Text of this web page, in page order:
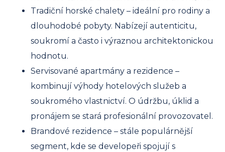
Tradiční horské chalety – ideální pro rodiny a
dlouhodobé pobyty. Nabízejí autenticitu,
soukromí a často i výraznou architektonickou
hodnotu.
Servisované apartmány a rezidence –
kombinují výhody hotelových služeb a
soukromého vlastnictví. O údržbu, úklid a
pronájem se stará profesionální provozovatel.
Brandové rezidence – stále populárnější
segment, kde se developeři spojují s